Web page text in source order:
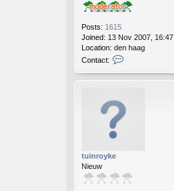
Posts: 1615
Joined: 13 Nov 2007, 16:47
Location: den haag
Contact:
c
n
tuinroyke
Nieuw